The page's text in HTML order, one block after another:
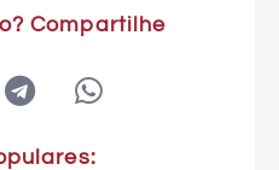
Compartilhe